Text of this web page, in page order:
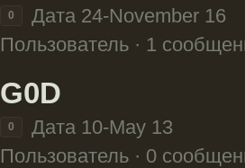
0
Дата 24-November 16
Пользователь · 1
G0D
0
Дата 10-May 13
Пользователь · 0